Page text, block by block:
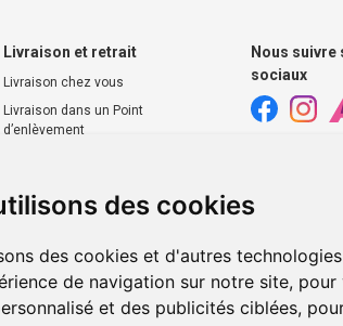
des cookies
des cookies et d'autres
de navigation sur notre site, pour
et des publicités ciblées,
Livraison et retrait
Livraison chez vous
Livraison dans un Point
d’enlèvement
Nous suivre
sociaux